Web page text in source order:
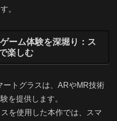
。
ーム体験を深堀り：ス
楽しむ
ートグラスは、ARやMR技術
を提供します。
を使用した本作では、スマ